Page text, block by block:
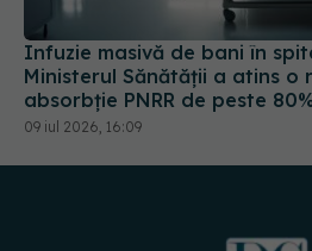
Ministerul Sănătății a atins o
absorbție PNRR de peste
09 iul 2026, 16:09